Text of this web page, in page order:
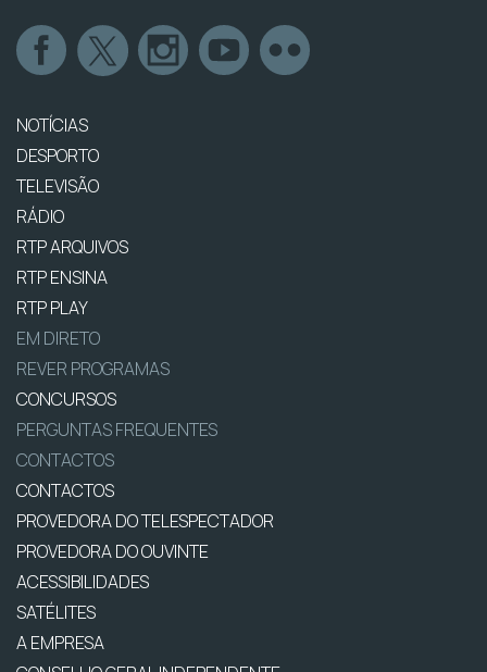
NOTÍCIAS
DESPORTO
TELEVISÃO
RÁDIO
RTP ARQUIVOS
RTP ENSINA
RTP PLAY
EM DIRETO
REVER PROGRAMAS
CONCURSOS
PERGUNTAS FREQUENTES
CONTACTOS
CONTACTOS
PROVEDORA DO TELESPECTADOR
PROVEDORA DO OUVINTE
ACESSIBILIDADES
SATÉLITES
A EMPRESA